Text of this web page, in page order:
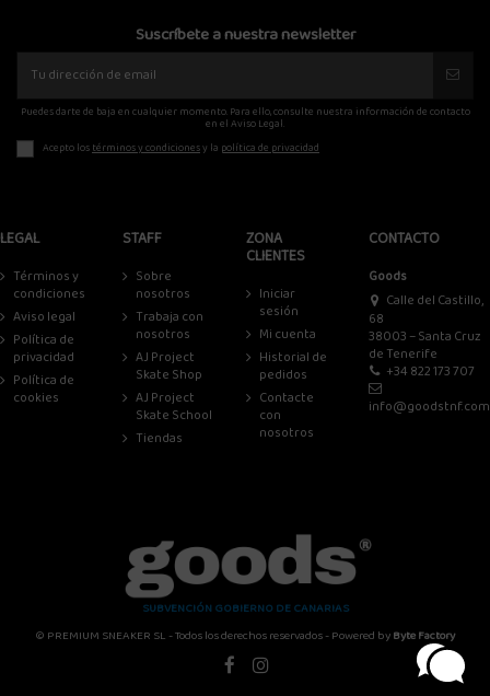
Suscríbete a nuestra newsletter
Puedes darte de baja en cualquier momento. Para ello, consulte nuestra información de contacto
en el Aviso Legal.
Acepto lostérminos y condicionesy la política de privacidad
LEGAL
Términos y
condiciones
Aviso legal
Política de
privacidad
Política de
cookies
STAFF
Sobre
nosotros
Trabaja con
nosotros
AJ Project
Skate Shop
AJ Project
Skate School
Tiendas
ZONA
CLIENTES
Iniciar
sesión
Mi cuenta
Historial de
pedidos
Contacte
con
nosotros
CONTACTO
Goods
Calle del Castillo,
68
38003 – Santa Cruz
de Tenerife
+34 822 173 707
info@goodstnf.com
SUBVENCIÓN GOBIERNO DE CANARIAS
© PREMIUM SNEAKER SL - Todos los derechos reservados - Powered byByte Factory